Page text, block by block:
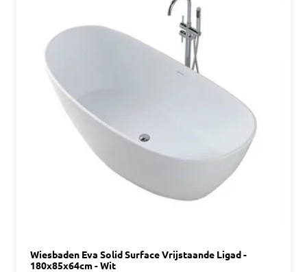
Wiesbaden Eva Solid Surface Vrijstaande Ligad -
180x85x64cm - Wit